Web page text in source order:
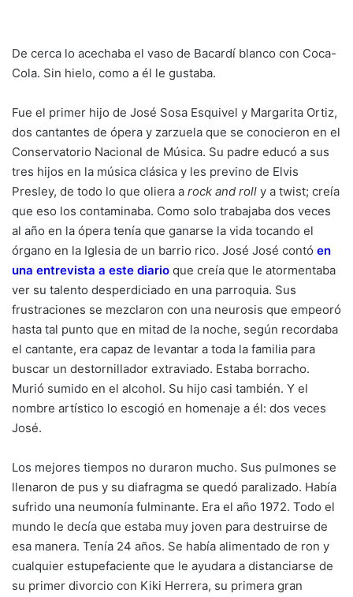
De cerca lo acechaba el vaso de Bacardí blanco con Coca-
Cola. Sin hielo, como a él le gustaba.
Fue el primer hijo de José Sosa Esquivel y Margarita Ortiz,
dos cantantes de ópera y zarzuela que se conocieron en el
Conservatorio Nacional de Música. Su padre educó a sus
tres hijos en la música clásica y les previno de Elvis
Presley, de todo lo que oliera a rock and roll y a twist; creía
que eso los contaminaba. Como solo trabajaba dos veces
al año en la ópera tenía que ganarse la vida tocando el
órgano en la Iglesia de un barrio rico. José José contó en
una entrevista a este diario que creía que le atormentaba
ver su talento desperdiciado en una parroquia. Sus
frustraciones se mezclaron con una neurosis que empeoró
hasta tal punto que en mitad de la noche, según recordaba
el cantante, era capaz de levantar a toda la familia para
buscar un destornillador extraviado. Estaba borracho.
Murió sumido en el alcohol. Su hijo casi también. Y el
nombre artístico lo escogió en homenaje a él: dos veces
José.
Los mejores tiempos no duraron mucho. Sus pulmones se
llenaron de pus y su diafragma se quedó paralizado. Había
sufrido una neumonía fulminante. Era el año 1972. Todo el
mundo le decía que estaba muy joven para destruirse de
esa manera. Tenía 24 años. Se había alimentado de ron y
cualquier estupefaciente que le ayudara a distanciarse de
su primer divorcio con Kiki Herrera, su primera gran